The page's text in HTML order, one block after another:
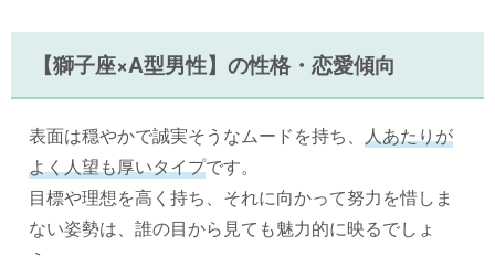
【獅子座×A型男性】の性格・恋愛傾向
表面は穏やかで誠実そうなムードを持ち、 人あたりが
よく人望も厚いタイプです。
目標や理想を高く持ち、それに向かって努力を惜しま
ない姿勢は、誰の目から見ても魅力的に映るでしょ